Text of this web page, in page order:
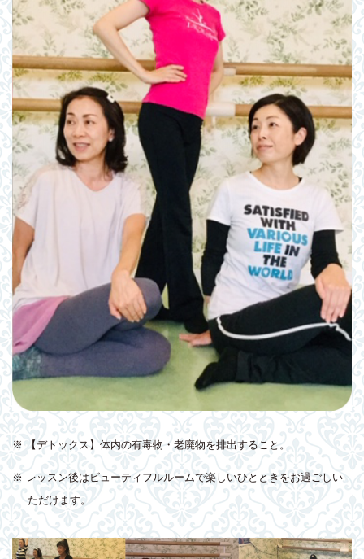
※ 【デトックス】体内の有毒物・老廃物を排出すること。
※ レッスン後はビューティフルルームで楽しいひとときをお過ごしい
ただけます。